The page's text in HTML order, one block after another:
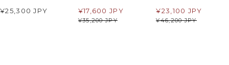
¥25,300 JPY
¥35,200 JPY
¥17,600 JPY
¥46,200 JPY
¥23,100 JPY